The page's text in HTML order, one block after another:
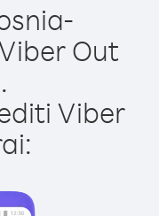
Out
Viber